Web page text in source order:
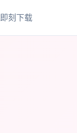
即刻下载